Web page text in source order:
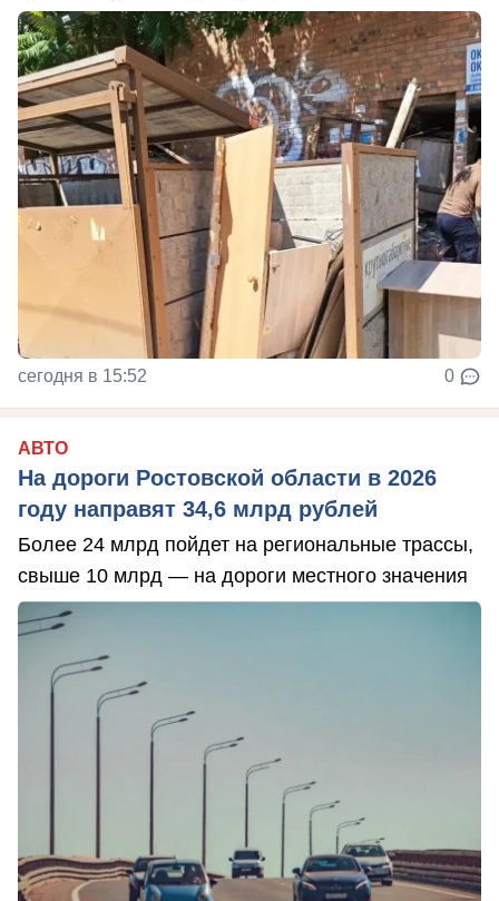
сегодня в 15:52 0
АВТО
На дороги Ростовской области в 2026
году направят 34,6 млрд рублей
Более 24 млрд пойдет на региональные трассы,
свыше 10 млрд — на дороги местного значения